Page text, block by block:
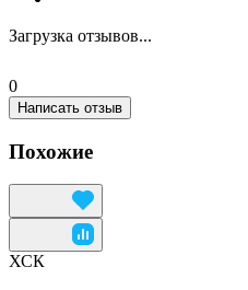
Загрузка отзывов...
0
Написать отзыв
Похожие
ХСК